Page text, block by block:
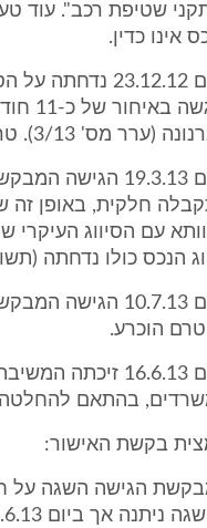
שטיפת רכב". עוד
אינו כדין.
(ערר מס' 3/13). טרם ניתנה החלטה בערר.
חלקית, באופן זה
הנכס כולו נדחתה (תשובת מנהל
הוכרע.
ביום 16.6.13
בהתאם
בקשת האישור: